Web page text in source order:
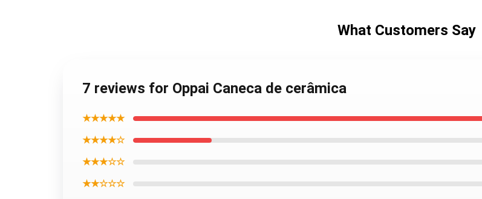
What Customers Say
7 reviews for Oppai Caneca de cerâmica
★★★★★
★★★★☆
★★★☆☆
★★☆☆☆